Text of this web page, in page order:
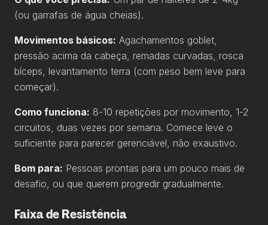
(ou garrafas de água cheias).
Movimentos básicos: Agachamentos goblet,
pressão acima da cabeça, remadas curvadas, rosca
bíceps, levantamento terra (com peso bem leve para
começar).
Como funciona: 8-10 repetições por movimento, 1-2
circuitos, duas vezes por semana. Comece leve o
suficiente para parecer gerenciável, não exaustivo.
Bom para: Pessoas prontas para um pouco mais de
desafio, ou que querem progredir gradualmente.
Faixa de Resistência